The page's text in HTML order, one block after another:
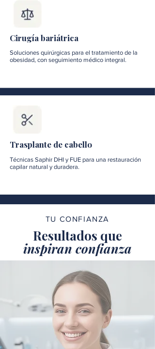
Cirugía bariátrica
Soluciones quirúrgicas para el tratamiento de la
obesidad, con seguimiento médico integral.
Trasplante de cabello
Técnicas Saphir DHI y FUE para una restauración
capilar natural y duradera.
TU CONFIANZA
Resultados que
inspiran confianza